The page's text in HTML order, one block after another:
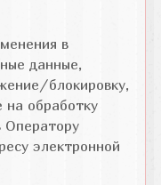
в
данные,
блокировку,
на обработку
Оператору
электронной